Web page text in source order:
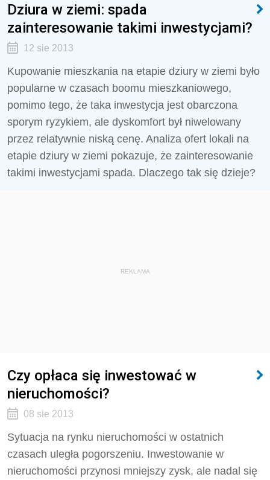
Dziura w ziemi: spada
zainteresowanie takimi inwestycjami?
12 sie 2013
Kupowanie mieszkania na etapie dziury w ziemi było
popularne w czasach boomu mieszkaniowego,
pomimo tego, że taka inwestycja jest obarczona
sporym ryzykiem, ale dyskomfort był niwelowany
przez relatywnie niską cenę. Analiza ofert lokali na
etapie dziury w ziemi pokazuje, że zainteresowanie
takimi inwestycjami spada. Dlaczego tak się dzieje?
REKLAMA
Czy opłaca się inwestować w
nieruchomości?
08 sie 2013
Sytuacja na rynku nieruchomości w ostatnich
czasach uległa pogorszeniu. Inwestowanie w
nieruchomości przynosi mniejszy zysk, ale nadal się